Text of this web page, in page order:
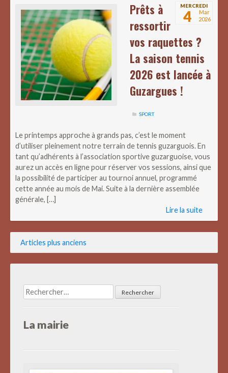
MERCREDI
4
Mar
2026
Prêts à
ressortir
vos raquettes ?
La saison tennis
2026 est lancée à
Guzargues !
SPORT
Le printemps approche à grands pas, c’est le moment
d’utiliser pleinement notre terrain de tennis guzarguois. En
tant qu’adhérents à l’association sportive guzarguoise, vous
aurez un accès en ligne pour réserver vos sessions, ainsi que
la possibilité de participer au tournoi annuel, programmé
cette année au mois de Mai. Suite à la dernière assemblée
générale, […]
Lire la suite
Navigation
des
Articles plus anciens
Rechercher :
La mairie